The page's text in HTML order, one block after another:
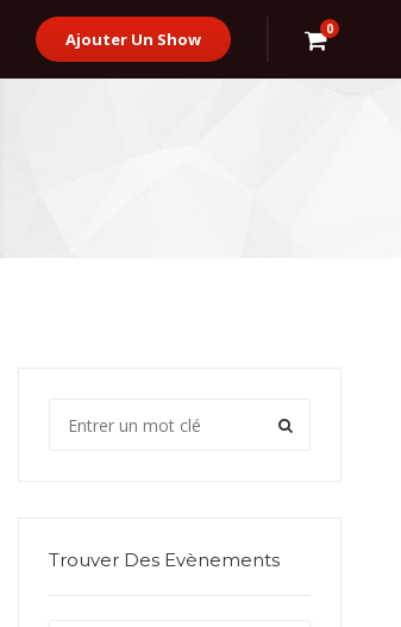
0
Ajouter Un Show
Trouver Des Evènements